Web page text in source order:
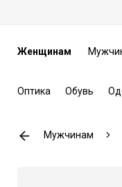
Женщинам
Оптика Обувь
Мужчинам